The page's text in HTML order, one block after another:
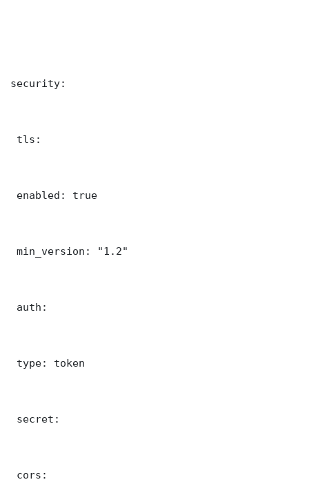
security:
tls:
enabled: true
min_version: "1.2"
auth:
type: token
secret:
cors: